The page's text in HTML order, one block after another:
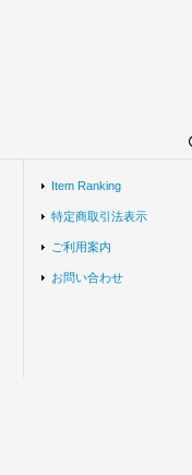
Item Ranking
特定商取引法表示
ご利用案内
お問い合わせ